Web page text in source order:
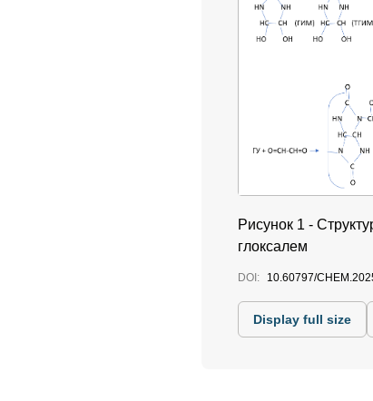
Рисунок 1 -
глоксалем
DOI: 10.60797/
Display full size